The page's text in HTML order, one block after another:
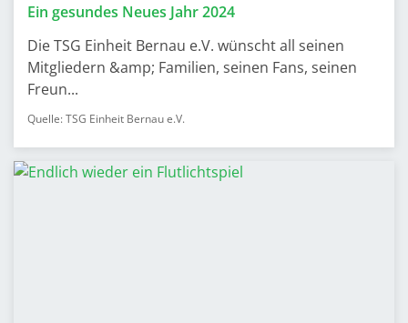
Ein gesundes Neues Jahr 2024
Die TSG Einheit Bernau e.V. wünscht all seinen
Mitgliedern &amp; Familien, seinen Fans, seinen
Freun...
Quelle: TSG Einheit Bernau e.V.